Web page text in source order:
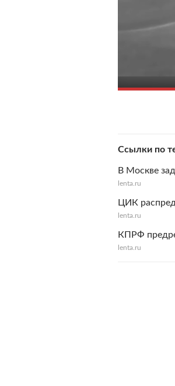
Ссылки по
В Москве
lenta.ru
ЦИК
lenta.ru
КПРФ
lenta.ru